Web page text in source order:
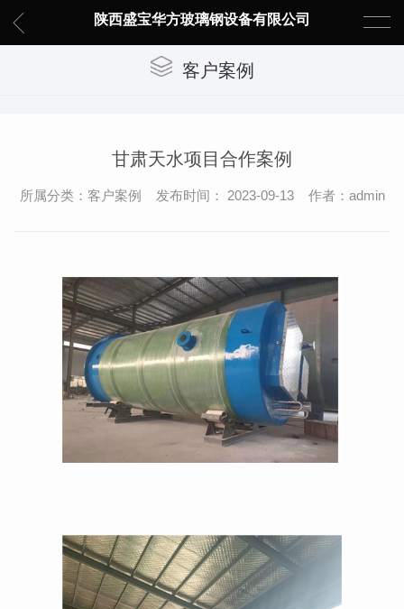
陕西盛宝华方玻璃钢设备有限公司
客户案例
甘肃天水项目合作案例
所属分类：客户案例 发布时间： 2023-09-13 作者：admin